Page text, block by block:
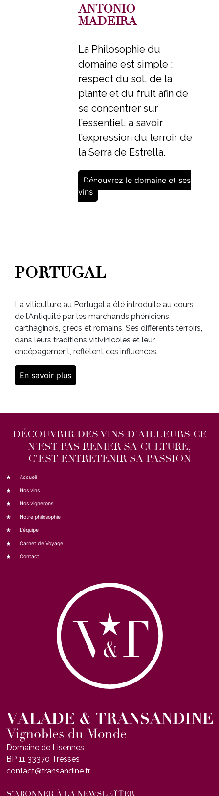
ANTONIO
MADEIRA
La Philosophie du
domaine est simple :
respect du sol, de la
plante et du fruit afin de
se concentrer sur
l’essentiel, à savoir
l’expression du terroir de
la Serra de Estrella.
Découvrez le domaine et ses
vins
PORTUGAL
La viticulture au Portugal a été introduite au cours
de l’Antiquité par les marchands phéniciens,
carthaginois, grecs et romains. Ses différents terroirs,
dans leurs traditions vitivinicoles et leur
encépagement, reflètent ces influences.
En savoir plus
DÉCOUVRIR DES VINS D'AILLEURS CE
N'EST PAS RENIER SA CULTURE,
C'EST ENTRETENIR SA PASSION
Accueil
Nos vins
Nos vignerons
Notre philosophie
L’équipe
Carnet de Voyage
Contact
Domaine de Lisennes
BP 11 33370 Tresses
contact@transandine.fr
S’ABONNER À LA NEWSLETTER